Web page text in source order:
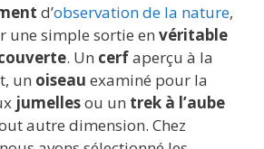
d’observation de la nature,
une simple sortie en véritable
. Un cerfaperçu à la
un oiseau examiné pour la
jumellesou un trek à l’aube
autre dimension. Chez